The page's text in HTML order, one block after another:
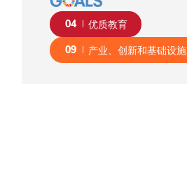
04 优质教育
09 产业、创新和基础设施